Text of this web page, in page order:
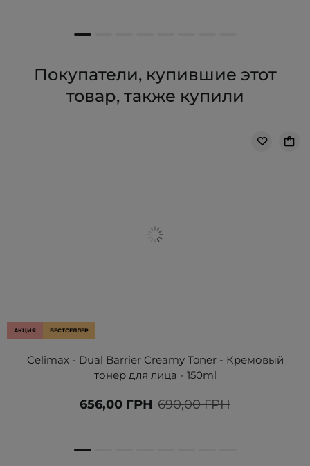
Покупатели, купившие этот
товар, также купили
АКЦИЯ БЕСТСЕЛЛЕР
Celimax - Dual Barrier Creamy Toner - Кремовый
тонер для лица - 150ml
690,00 ГРН
656,00 ГРН